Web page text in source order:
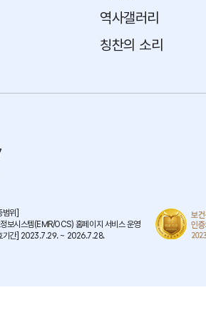
역사갤러리
칭찬의 소리
범위]
보시스템(EMR/OCS) 홈페이지 서비스 운영
기간] 2023.7.29. ~ 2026.7.28.